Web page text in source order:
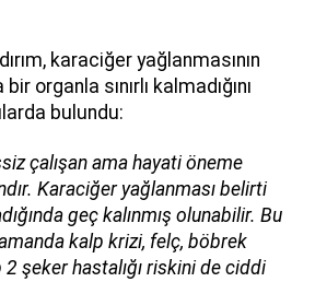
karaciğer yağlanmasının
organla sınırlı kalmadığını
bulundu:
çalışan ama hayati öneme
Karaciğer yağlanması belirti
geç kalınmış olunabilir. Bu
kalp krizi, felç, böbrek
2 şeker hastalığı riskini de ciddi